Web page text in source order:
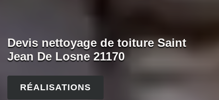
Devis nettoyage de toiture Saint
Jean De Losne 21170
RÉALISATIONS